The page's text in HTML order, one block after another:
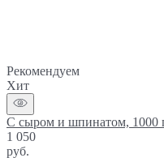
Рекомендуем
Хит
С сыром и шпинатом, 1000
1 050
руб.